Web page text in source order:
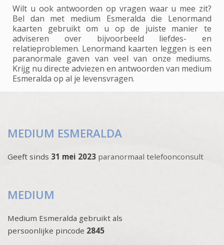
Wilt u ook antwoorden op vragen waar u mee zit?
Bel dan met medium Esmeralda die Lenormand
kaarten gebruikt om u op de juiste manier te
adviseren over bijvoorbeeld liefdes- en
relatieproblemen. Lenormand kaarten leggen is een
paranormale gaven van veel van onze mediums.
Krijg nu directe adviezen en antwoorden van medium
Esmeralda op al je levensvragen.
MEDIUM ESMERALDA
Geeft sinds 31 mei 2023 paranormaal telefoonconsult
MEDIUM
Medium Esmeralda gebruikt als
persoonlijke pincode 2845